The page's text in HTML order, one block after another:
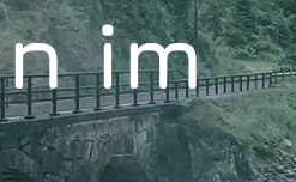
im